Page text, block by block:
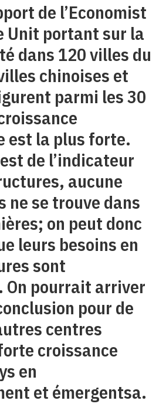
de l’Economist
Unit portant sur la
dans 120 villes du
chinoises et
parmi les 30
est la plus forte.
de l’indicateur
aucune
ne se trouve dans
on peut donc
leurs besoins en
sont
pourrait arriver
pour de
centres
croissance
en
et émergentsa.